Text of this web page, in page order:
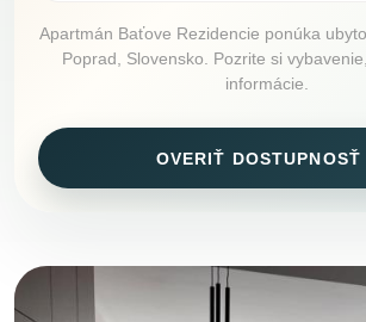
Apartmán Baťove Rezidencie ponúka
Poprad, Slovensko. Pozrite si
informácie.
OVERIŤ DOSTUPNOSŤ